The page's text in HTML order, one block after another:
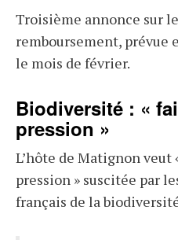
Troisième annonce sur le
remboursement, prévue
le mois de février.
Biodiversité : «
pression »
L’hôte de Matignon veut
pression » suscitée par
français de la